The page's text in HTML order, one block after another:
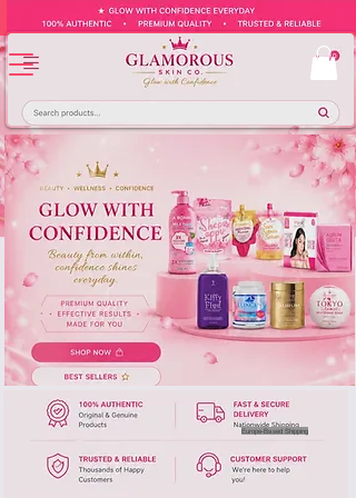
Europe-Based Shipping